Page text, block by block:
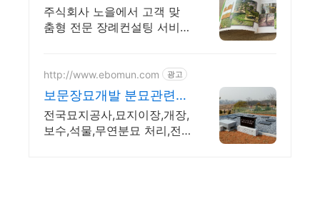
사노을 장례통합콜센터
주식회사 노을에서 고객 맞
춤형 전문 장례컨설팅 서비
http://www.ebomun.com 광고
보문장묘개발 분묘관련전
문업체 장례지도사 작업
수행
전국묘지공사,묘지이장,개장,
보수,석물,무연분묘 처리,전